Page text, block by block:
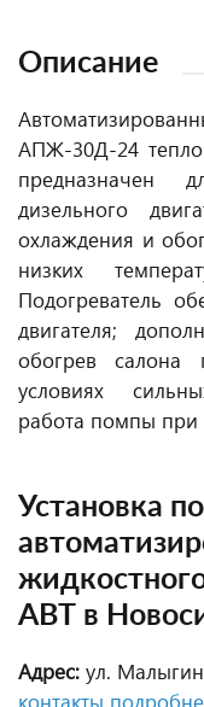
Описание
АПЖ-30Д-24
предназначен
дизельного
охлаждения и
низких
Подогреватель
двигателя;
обогрев салона
условиях
работа помпы при
Установка
АВТ в
Адрес: ул.